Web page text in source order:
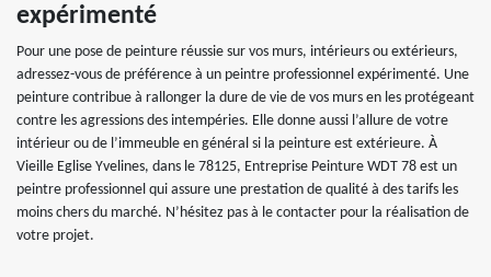
expérimenté
Pour une pose de peinture réussie sur vos murs, intérieurs ou extérieurs,
adressez-vous de préférence à un peintre professionnel expérimenté. Une
peinture contribue à rallonger la dure de vie de vos murs en les protégeant
contre les agressions des intempéries. Elle donne aussi l’allure de votre
intérieur ou de l’immeuble en général si la peinture est extérieure. À
Vieille Eglise Yvelines, dans le 78125, Entreprise Peinture WDT 78 est un
peintre professionnel qui assure une prestation de qualité à des tarifs les
moins chers du marché. N’hésitez pas à le contacter pour la réalisation de
votre projet.